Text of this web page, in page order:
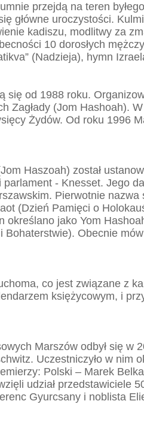
przejdą na teren
główne uroczystości.
kadiszu, modlitwy za
10 dorosłych
(Nadzieja), hymn
się od 1988 roku.
Zagłady (Jom Hashoah).
Żydów. Od roku 1996
Haszoah) został
- Knesset. Jego
Pierwotnie nazwa
(Dzień Pamięci o
określano jako Yom
Bohaterstwie). Obecnie
co jest związane z
księżycowym, i
Marszów odbył się w
Uczestniczyło w nim
Polski – Marek
udział przedstawiciele
Gyurcsany i noblista